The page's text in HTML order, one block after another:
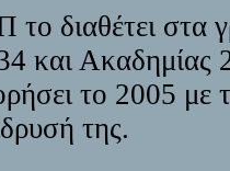
διαθέτει στα
και Ακαδημίας
το 2005
της.